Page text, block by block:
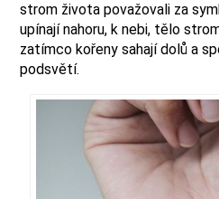
strom života považovali za
upínají nahoru, k nebi, tělo
zatímco kořeny sahají dolů a
podsvětí.